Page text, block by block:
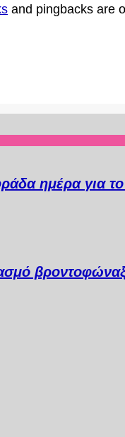
and pingbacks are
ημέρα για